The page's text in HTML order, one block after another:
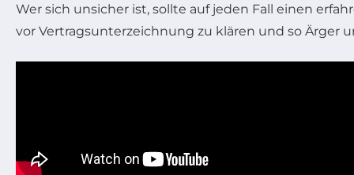
Wer sich unsicher ist, sollte auf jeden Fall einen
vor Vertragsunterzeichnung zu klären und so Ärger